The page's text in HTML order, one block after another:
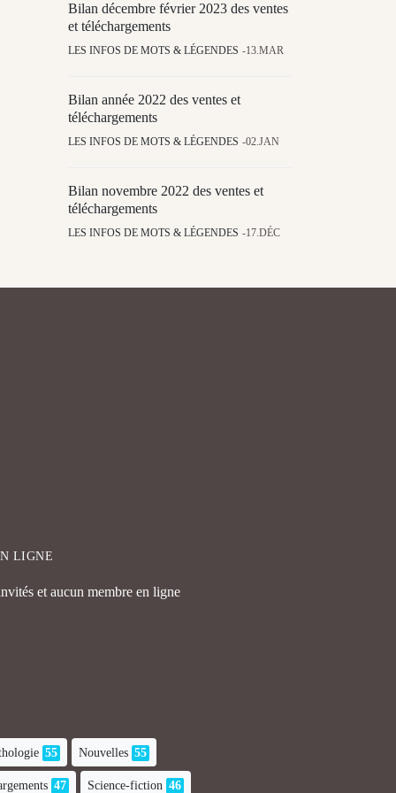
Bilan décembre février 2023 des ventes
et téléchargements
LES INFOS DE MOTS & LÉGENDES 13.MAR
Bilan année 2022 des ventes et
téléchargements
LES INFOS DE MOTS & LÉGENDES 02.JAN
Bilan novembre 2022 des ventes et
téléchargements
LES INFOS DE MOTS & LÉGENDES 17.DÉC
LIGNE
et aucun membre en ligne
55 Nouvelles 55
47 Science-fiction 46